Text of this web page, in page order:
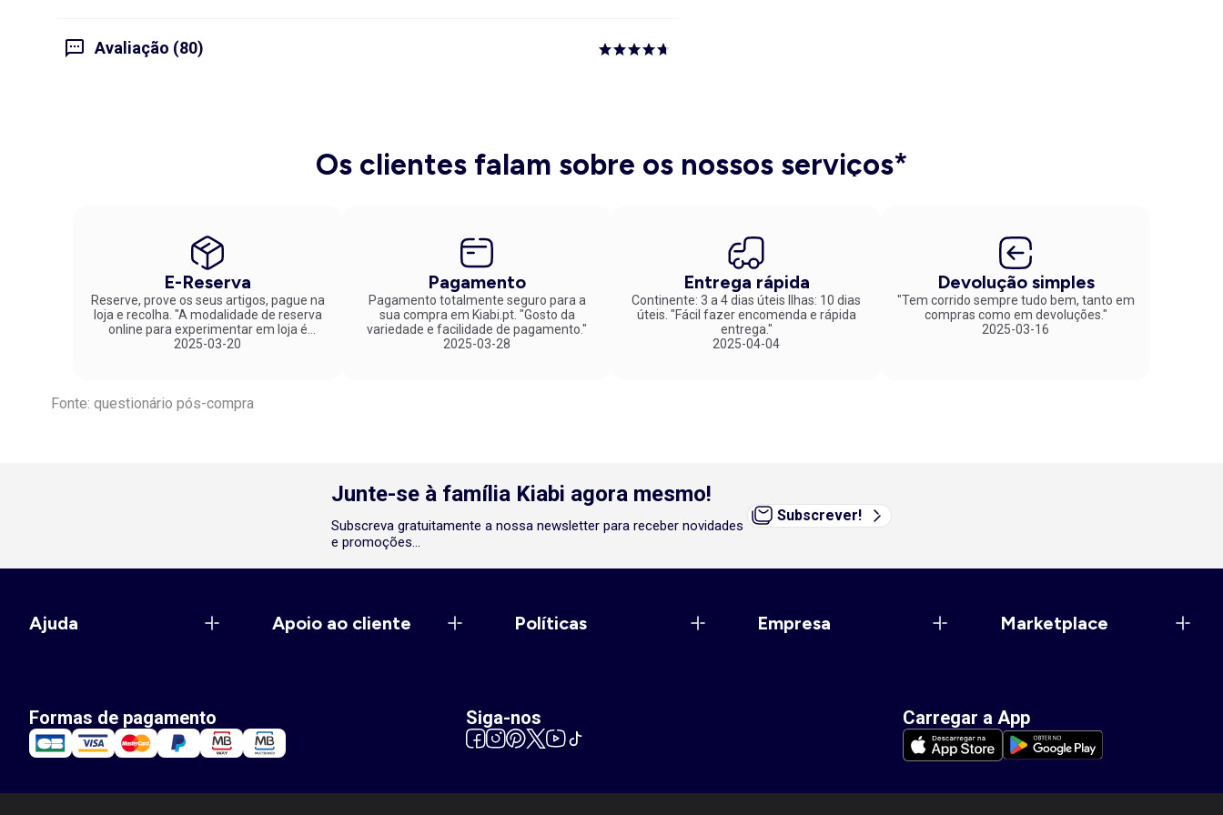
Avaliação (80)
Os clientes falam sobre os nossos serviços*
E-Reserva
Reserve, prove os seus artigos, pague na
loja e recolha. "A modalidade de reserva
online para experimentar em loja é
fantástica. Parabéns pela inovação!"
2025-03-20
Pagamento
Pagamento totalmente seguro para a
sua compra em Kiabi.pt. "Gosto da
variedade e facilidade de pagamento."
2025-03-28
Entrega rápida
Continente: 3 a 4 dias úteis Ilhas: 10 dias
úteis. "Fácil fazer encomenda e rápida
entrega."
2025-04-04
Devolução simples
"Tem corrido sempre tudo bem, tanto em
compras como em devoluções."
2025-03-16
Fonte: questionário pós-compra
Junte-se à família Kiabi agora mesmo!
Subscreva gratuitamente a nossa newsletter para receber novidades
e promoções...
Subscrever!
Ajuda Apoio ao cliente Políticas Empresa Marketplace
Formas de pagamento Siga-nos Carregar a App